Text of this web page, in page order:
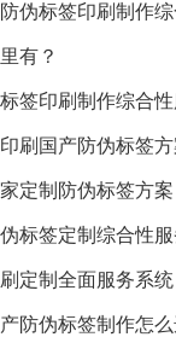
伪标签印刷制作
有？
签印刷制作综合
刷国产防伪标签方
定制防伪标签方案
标签定制综合性
定制全面服务系统
防伪标签制作怎么